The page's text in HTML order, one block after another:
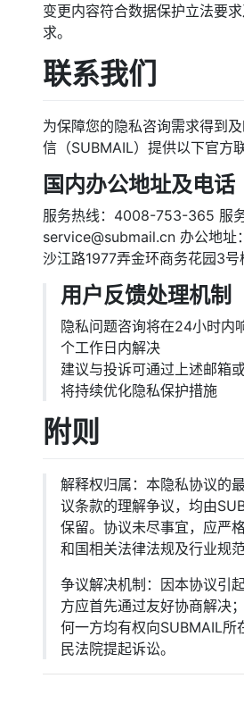
变更内容符合数据保护立法要
求。
联系我们
为保障您的隐私咨询需求得到
信（SUBMAIL）提供以下官方
国内办公地址及电话
服务热线：4008-753-365 服
service@submail.cn 办公地址
沙江路1977弄金环商务花园3
用户反馈处理机制
隐私问题咨询将在24小时内
个工作日内解决
建议与投诉可通过上述邮箱
将持续优化隐私保护措施
附则
解释权归属：本隐私协议的
议条款的理解争议，均由
保留。协议未尽事宜，应严
和国相关法律法规及行业规范
争议解决机制：因本协议引
方应首先通过友好协商解决
何一方均有权向SUBMAIL所
民法院提起诉讼。